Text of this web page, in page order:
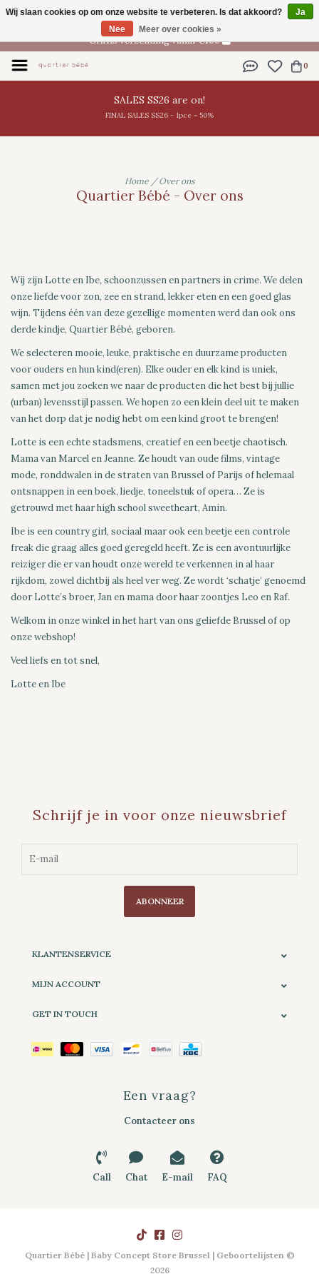
NL
Gratis verzending vanaf €100
0
SALES SS26 are on!
FINAL SALES SS26 - 1pce = 50%
Home/Over ons
Quartier Bébé - Over ons
Wij zijn Lotte en Ibe, schoonzussen en partners in crime. We delen
onze liefde voor zon, zee en strand, lekker eten en een goed glas
wijn. Tijdens één van deze gezellige momenten werd dan ook ons
derde kindje, Quartier Bébé, geboren.
We selecteren mooie, leuke, praktische en duurzame producten
voor ouders en hun kind(eren). Elke ouder en elk kind is uniek,
samen met jou zoeken we naar de producten die het best bij jullie
(urban) levensstijl passen. We hopen zo een klein deel uit te maken
van het dorp dat je nodig hebt om een kind groot te brengen!
Lotte is een echte stadsmens, creatief en een beetje chaotisch.
Mama van Marcel en Jeanne. Ze houdt van oude films, vintage
mode, ronddwalen in de straten van Brussel of Parijs of helemaal
ontsnappen in een boek, liedje, toneelstuk of opera… Ze is
getrouwd met haar high school sweetheart, Amin.
Ibe is een country girl, sociaal maar ook een beetje een controle
freak die graag alles goed geregeld heeft. Ze is een avontuurlijke
reiziger die er van houdt onze wereld te verkennen in al haar
rijkdom, zowel dichtbij als heel ver weg. Ze wordt ‘schatje’ genoemd
door Lotte’s broer, Jan en mama door haar zoontjes Leo en Raf.
Welkom in onze winkel in het hart van ons geliefde Brussel of op
onze webshop!
Veel liefs en tot snel,
Lotte en Ibe
Schrijf je in voor onze nieuwsbrief
ABONNEER
KLANTENSERVICE
MIJN ACCOUNT
GET IN TOUCH
Een vraag?
Contacteer ons
Call Chat E-mail FAQ
Quartier Bébé | Baby Concept Store Brussel | Geboortelijsten ©
2026
Wij slaan cookies op om onze website te verbeteren. Is dat akkoord?
Ja
Nee
Meer over cookies »